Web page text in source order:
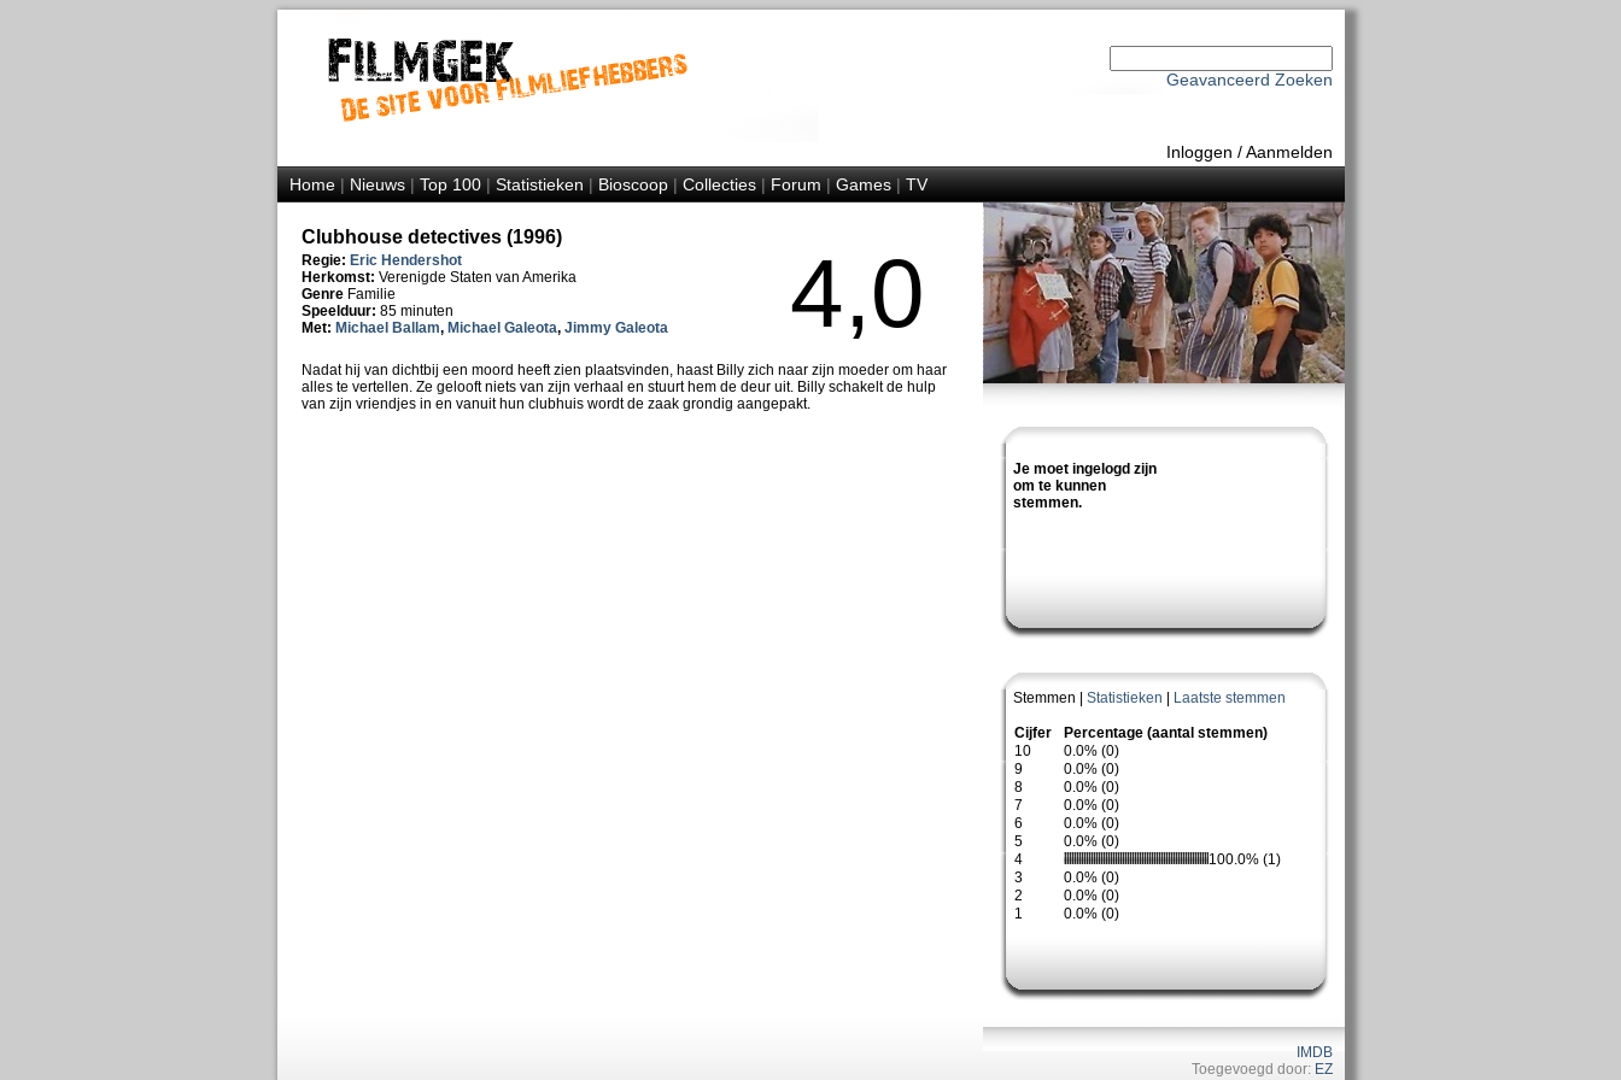
Geavanceerd Zoeken
Inloggen /Aanmelden
Home|Nieuws|Top 100|Statistieken|Bioscoop|Collecties|Forum|Games|TV
Je moet ingelogd zijn
om te kunnen
stemmen.
Stemmen | Statistieken Laatste stemmen
Cijfer
Percentage (aantal stemmen)
10
0.0% (0)
9
0.0% (0)
8
0.0% (0)
7
0.0% (0)
6
0.0% (0)
5
0.0% (0)
4
100.0% (1)
3
0.0% (0)
2
0.0% (0)
1
0.0% (0)
IMDB
Toegevoegd door: EZ
Clubhouse detectives (1996)
Regie: Eric Hendershot
Herkomst: Verenigde Staten van Amerika
Genre Familie
Speelduur: 85 minuten
Met: Michael Ballam, Michael Galeota, Jimmy Galeota 4,0
Nadat hij van dichtbij een moord heeft zien plaatsvinden, haast Billy zich naar zijn moeder om haar
alles te vertellen. Ze gelooft niets van zijn verhaal en stuurt hem de deur uit. Billy schakelt de hulp
van zijn vriendjes in en vanuit hun clubhuis wordt de zaak grondig aangepakt.